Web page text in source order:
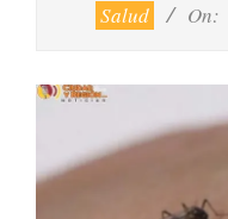
Salud On: